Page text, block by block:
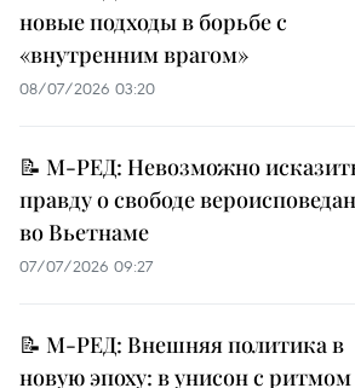
новые подходы в борьбе с
«внутренним врагом»
08/07/2026 03:20
📝 М-РЕД: Невозможно
правду о свободе
во Вьетнаме
07/07/2026 09:27
📝 М-РЕД: Внешняя политика в
новую эпоху: в унисон с ритмом